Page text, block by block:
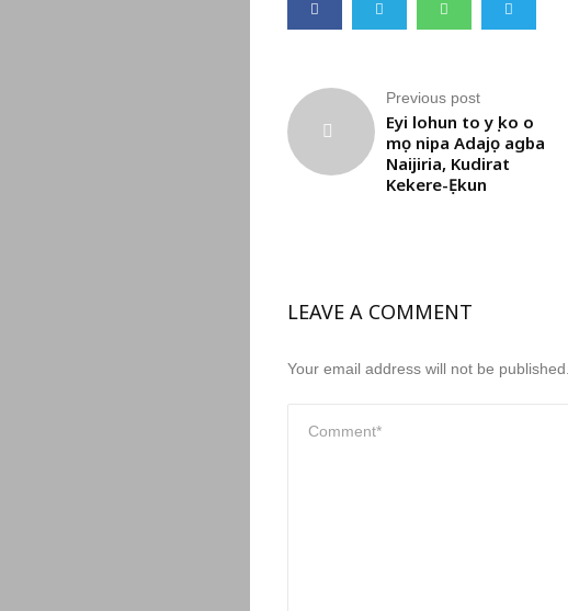
Previous post
Eyi lohun to yẹ ko o
mọ nipa Adajọ agba
Naijiria, Kudirat
Kekere-Ẹkun
LEAVE A COMMENT
Your email address will not be published.